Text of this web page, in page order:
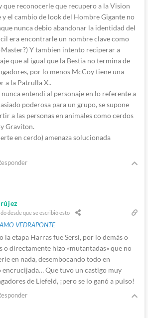
que reconocerle que recupero a la Vision
el cambio de look del Hombre Gigante no
nunca debio abandonar la identidad del
era encontrarle un nombre clave como
Y tambien intento reciperar a
que al igual que la Bestia no termina de
por lo menos McCoy tiene una
a la Patrulla X..
nunca entendi al personaje en lo referente a
poderosa para un grupo, se supone
a las personas en animales como cerdos
Graviton.
en cerdo) amenaza solucionada
desde que se escribió esto
AMO VEDRAPONTE
la etapa Harras fue Sersi, por lo demás o
o directamente hizo «mutantadas» que no
en nada, desembocando todo en
encrucijada… Que tuvo un castigo muy
de Liefeld, ¡pero se lo ganó a pulso!